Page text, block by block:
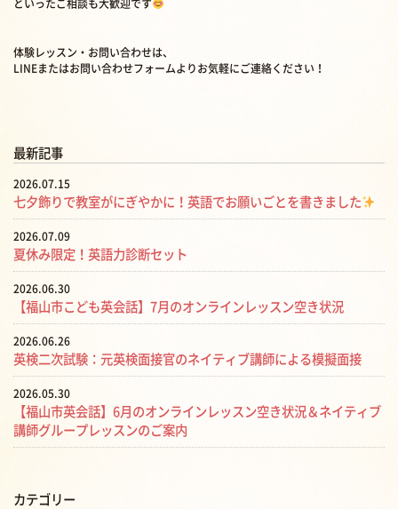
といったご相談も大歓迎です
体験レッスン・お問い合わせは、
LINEまたはお問い合わせフォームよりお気軽にご連絡ください！
最新記事
2026.07.15
七夕飾りで教室がにぎやかに！英語でお願いごとを書きました
2026.07.09
夏休み限定！英語力診断セット
2026.06.30
【福山市こども英会話】7月のオンラインレッスン空き状況
2026.06.26
英検二次試験：元英検面接官のネイティブ講師による模擬面接
2026.05.30
【福山市英会話】6月のオンラインレッスン空き状況＆ネイティブ
講師グループレッスンのご案内
カテゴリー